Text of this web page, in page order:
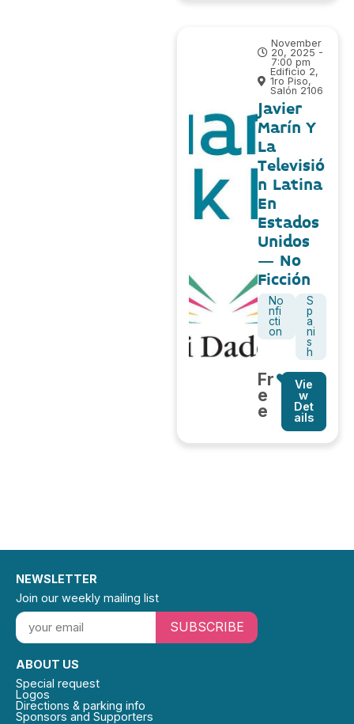
November
20, 2025 -
7:00 pm
Edificio 2,
1ro Piso,
Salón 2106
Javier
Marín Y
La
Televisió
n Latina
En
Estados
Unidos
– No
Ficción
No
nfi
cti
on
S
p
a
ni
s
h
Fr
e
e
Vie
w
Det
ails
ABOUT US
Special request
Logos
Directions & parking info
Sponsors and Supporters
NEWSLETTER
Join our weekly mailing list
SUBSCRIBE